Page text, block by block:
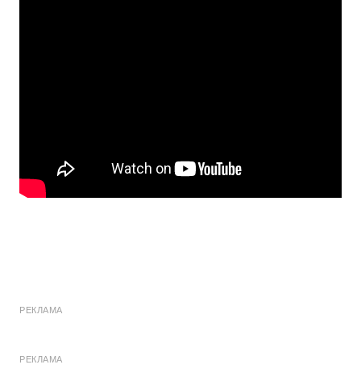
РЕКЛАМА
РЕКЛАМА